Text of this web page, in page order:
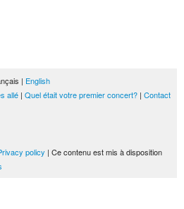
| English
allé | Quel était votre premier concert? | Contact
policy | Ce contenu est mis à disposition